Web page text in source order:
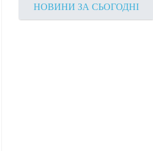
НОВИНИ ЗА СЬОГОДНІ